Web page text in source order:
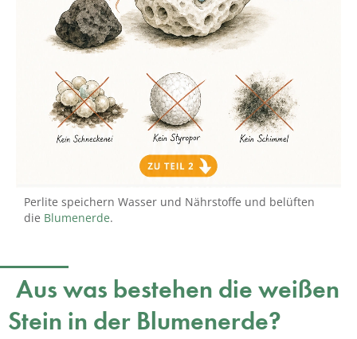
Perlite speichern Wasser und Nährstoffe und belüften
die Blumenerde.
Aus was bestehen die weißen
Stein in der Blumenerde?